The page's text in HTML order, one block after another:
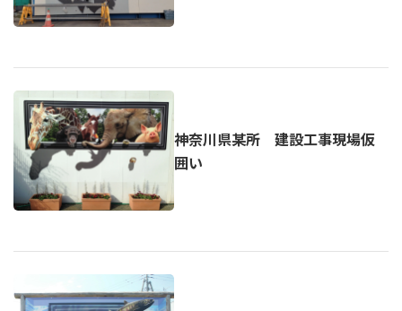
神奈川県某所 建設工事現場仮
囲い